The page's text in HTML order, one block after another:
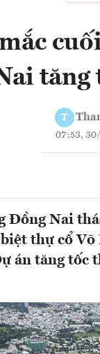
tăng
T
07:53,
Đồng Nai
thự cổ
án tăng tốc